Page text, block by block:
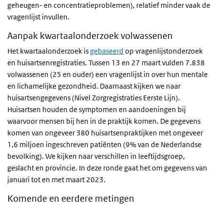
geheugen- en concentratieproblemen), relatief minder vaak de
vragenlijst invullen.
Aanpak kwartaalonderzoek volwassenen
Het kwartaalonderzoek isgebaseerd op vragenlijstonderzoek
en huisartsenregistraties. Tussen 13 en 27 maart vulden 7.838
volwassenen (25 en ouder) een vragenlijst in over hun mentale
en lichamelijke gezondheid. Daarnaast kijken we naar
huisartsengegevens (Nivel Zorgregistraties Eerste Lijn).
Huisartsen houden de symptomen en aandoeningen bij
waarvoor mensen bij hen in de praktijk komen. De gegevens
komen van ongeveer 380 huisartsenpraktijken met ongeveer
1,6 miljoen ingeschreven patiënten (9% van de Nederlandse
bevolking). We kijken naar verschillen in leeftijdsgroep,
geslacht en provincie. In deze ronde gaat het om gegevens van
januari tot en met maart 2023.
Komende en eerdere metingen